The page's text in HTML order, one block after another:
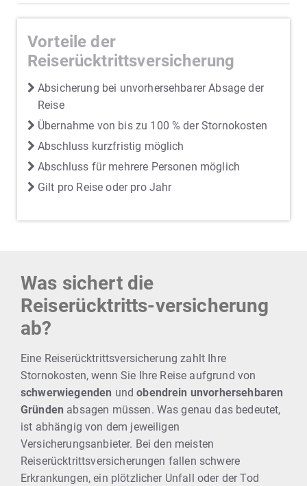
Vorteile der
Reiserücktrittsversicherung
Absicherung bei unvorhersehbarer Absage der
Reise
Übernahme von bis zu 100 % der Stornokosten
Abschluss kurzfristig möglich
Abschluss für mehrere Personen möglich
Gilt pro Reise oder pro Jahr
Was sichert die
Reiserücktritts-versicherung
ab?
Eine Reiserücktrittsversicherung zahlt Ihre
Stornokosten, wenn Sie Ihre Reise aufgrund von
schwerwiegenden undobendrein unvorhersehbaren
Gründen absagen müssen. Was genau das bedeutet,
ist abhängig von dem jeweiligen
Versicherungsanbieter. Bei den meisten
Reiserücktrittsversicherungen fallen schwere
Erkrankungen, ein plötzlicher Unfall oder der Tod